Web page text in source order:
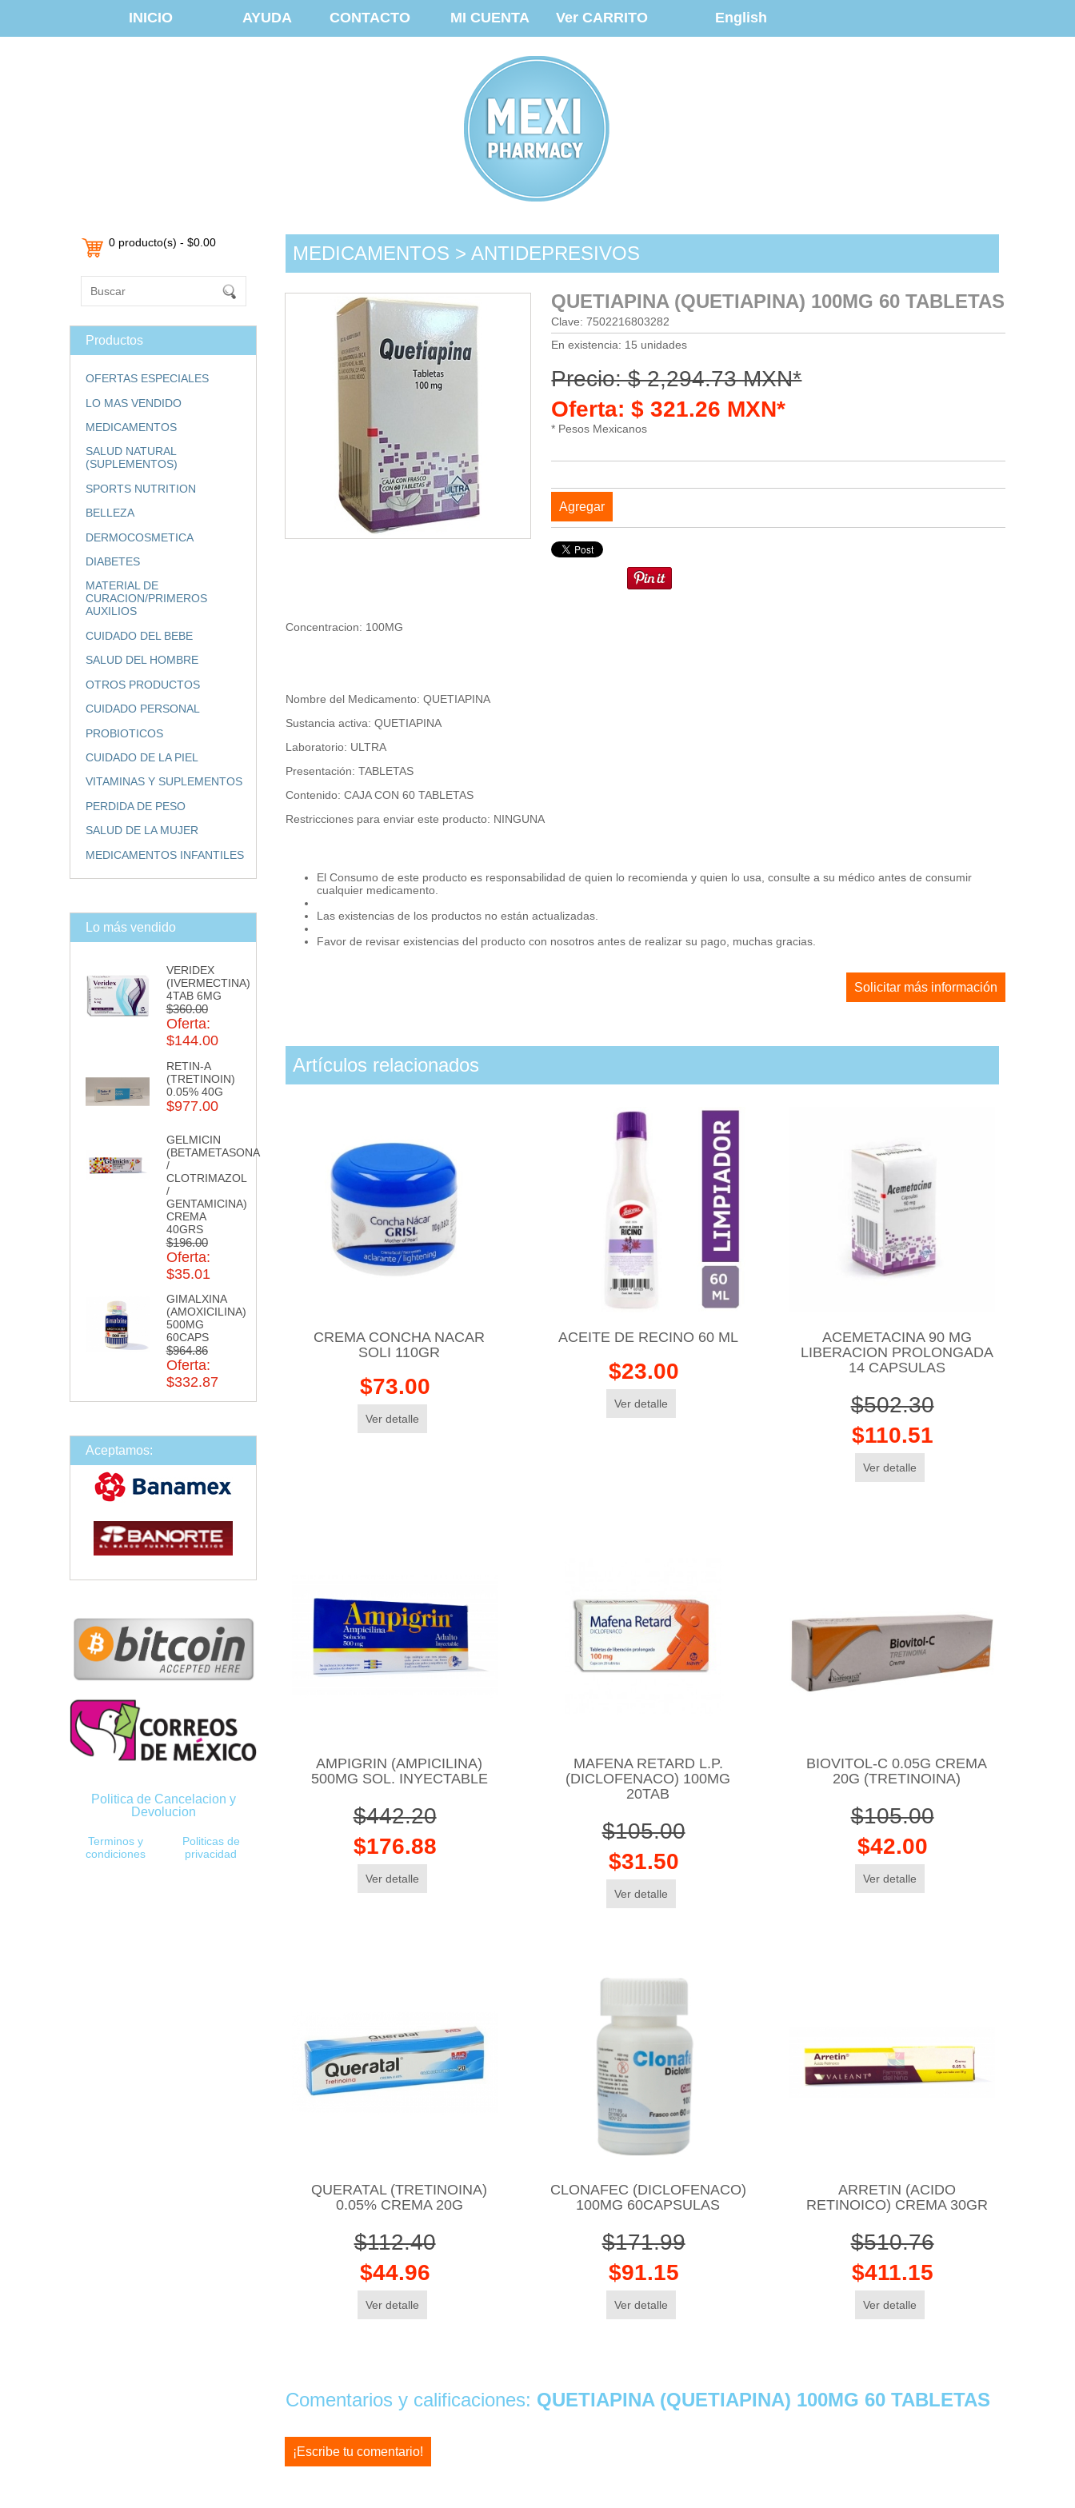
INICIO AYUDA CONTACTO MI CUENTA Ver CARRITO English
0 producto(s) - $0.00
Productos
OFERTAS ESPECIALES
LO MAS VENDIDO
MEDICAMENTOS
SALUD NATURAL
(SUPLEMENTOS)
SPORTS NUTRITION
BELLEZA
DERMOCOSMETICA
DIABETES
MATERIAL DE
CURACION/PRIMEROS
AUXILIOS
CUIDADO DEL BEBE
SALUD DEL HOMBRE
OTROS PRODUCTOS
CUIDADO PERSONAL
PROBIOTICOS
CUIDADO DE LA PIEL
VITAMINAS Y SUPLEMENTOS
PERDIDA DE PESO
SALUD DE LA MUJER
MEDICAMENTOS INFANTILES
Lo más vendido
VERIDEX
(IVERMECTINA)
4TAB 6MG
$360.00
Oferta:
$144.00
RETIN-A
(TRETINOIN)
0.05% 40G
$977.00
GELMICIN
(BETAMETASONA
/
CLOTRIMAZOL
/
GENTAMICINA)
CREMA
40GRS
$196.00
Oferta:
$35.01
GIMALXINA
(AMOXICILINA)
500MG
60CAPS
$964.86
Oferta:
$332.87
Aceptamos:
Politica de Cancelacion y
Devolucion
Terminos y
condiciones
Politicas de
privacidad
MEDICAMENTOS > ANTIDEPRESIVOS
QUETIAPINA (QUETIAPINA) 100MG 60 TABLETAS
Clave: 7502216803282
En existencia: 15 unidades
Precio: $ 2,294.73 MXN*
Oferta: $ 321.26 MXN*
* Pesos Mexicanos
Agregar
Concentracion: 100MG
Nombre del Medicamento: QUETIAPINA
Sustancia activa: QUETIAPINA
Laboratorio: ULTRA
Presentación: TABLETAS
Contenido: CAJA CON 60 TABLETAS
Restricciones para enviar este producto: NINGUNA
El Consumo de este producto es responsabilidad de quien lo recomienda y quien lo usa, consulte a su médico antes de consumir
cualquier medicamento.
Las existencias de los productos no están actualizadas.
Favor de revisar existencias del producto con nosotros antes de realizar su pago, muchas gracias.
Solicitar más información
Artículos relacionados
CREMA CONCHA NACAR
SOLI 110GR
$73.00
Ver detalle
ACEITE DE RECINO 60 ML
$23.00
Ver detalle
ACEMETACINA 90 MG
LIBERACION PROLONGADA
14 CAPSULAS
$502.30
$110.51
Ver detalle
AMPIGRIN (AMPICILINA)
500MG SOL. INYECTABLE
$442.20
$176.88
Ver detalle
MAFENA RETARD L.P.
(DICLOFENACO) 100MG
20TAB
$105.00
$31.50
Ver detalle
BIOVITOL-C 0.05G CREMA
20G (TRETINOINA)
$105.00
$42.00
Ver detalle
QUERATAL (TRETINOINA)
0.05% CREMA 20G
$112.40
$44.96
Ver detalle
CLONAFEC (DICLOFENACO)
100MG 60CAPSULAS
$171.99
$91.15
Ver detalle
ARRETIN (ACIDO
RETINOICO) CREMA 30GR
$510.76
$411.15
Ver detalle
Comentarios y calificaciones: QUETIAPINA (QUETIAPINA) 100MG 60 TABLETAS
¡Escribe tu comentario!